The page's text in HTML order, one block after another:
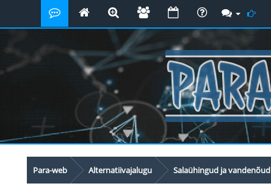
Para-web Alternatiivajalugu Salaühingud ja vandenõud